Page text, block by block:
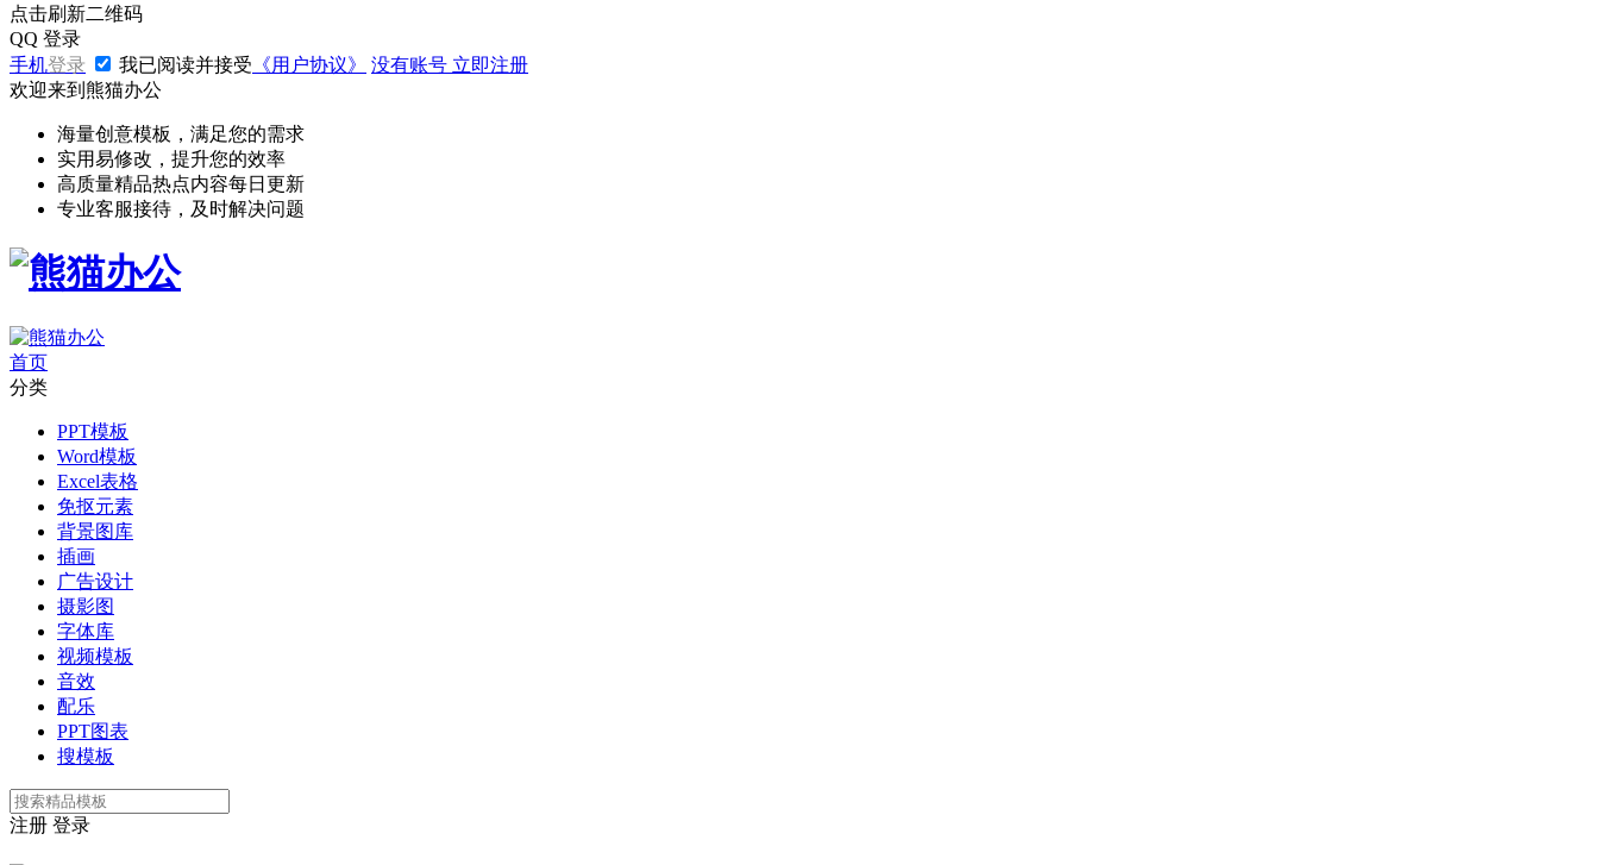
点击刷新二维码
QQ 登录
手机登录 我已阅读并接受 《用户协议》 没有账号 立即注册
欢迎来到熊猫办公
海量创意模板，满足您的需求
实用易修改，提升您的效率
高质量精品热点内容每日更新
专业客服接待，及时解决问题
首页
分类
PPT模板
Word模板
Excel表格
免抠元素
背景图库
插画
广告设计
摄影图
字体库
视频模板
音效
配乐
PPT图表
搜模板
注册 登录